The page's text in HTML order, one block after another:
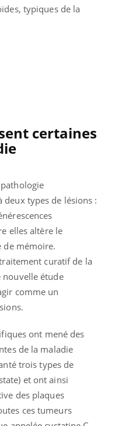
typiques de la
certaines
deux types de lésions :
elles altère le
de mémoire.
curatif de la
nouvelle étude
comme un
ont mené des
de la maladie
trois types de
et ont ainsi
des plaques
ces tumeurs